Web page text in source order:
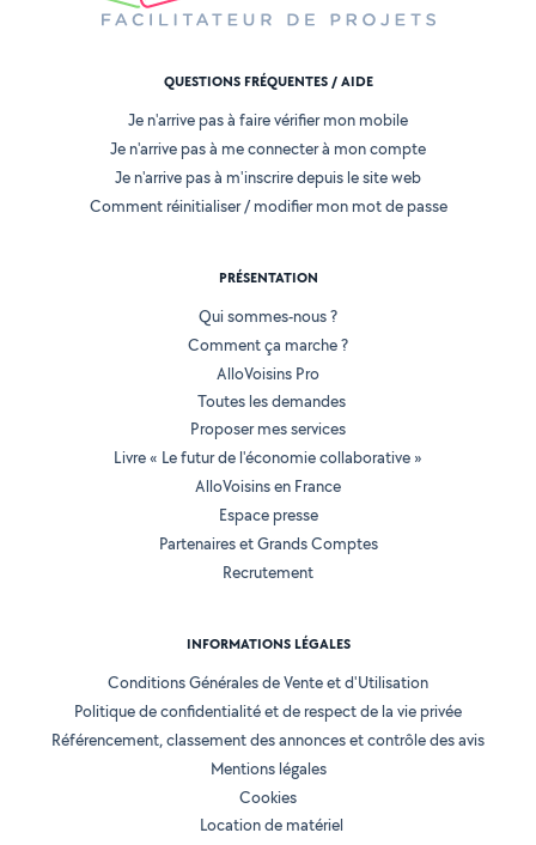
QUESTIONS FRÉQUENTES / AIDE
Je n'arrive pas à faire vérifier mon mobile
Je n'arrive pas à me connecter à mon compte
Je n'arrive pas à m'inscrire depuis le site web
Comment réinitialiser / modifier mon mot de passe
PRÉSENTATION
Qui sommes-nous ?
Comment ça marche ?
AlloVoisins Pro
Toutes les demandes
Proposer mes services
Livre « Le futur de l'économie collaborative »
AlloVoisins en France
Espace presse
Partenaires et Grands Comptes
Recrutement
INFORMATIONS LÉGALES
Conditions Générales de Vente et d'Utilisation
Politique de confidentialité et de respect de la vie privée
Référencement, classement des annonces et contrôle des avis
Mentions légales
Cookies
Location de matériel